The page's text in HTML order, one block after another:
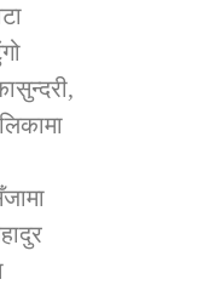
सुचना
सुचना